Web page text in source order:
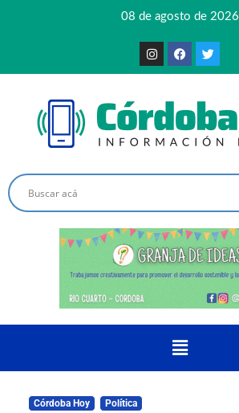
08 de agosto de 2026
Córdoba Hoy Política